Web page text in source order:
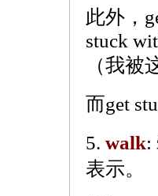
此外，
stuck
（我
而get
5. walk:
表示。